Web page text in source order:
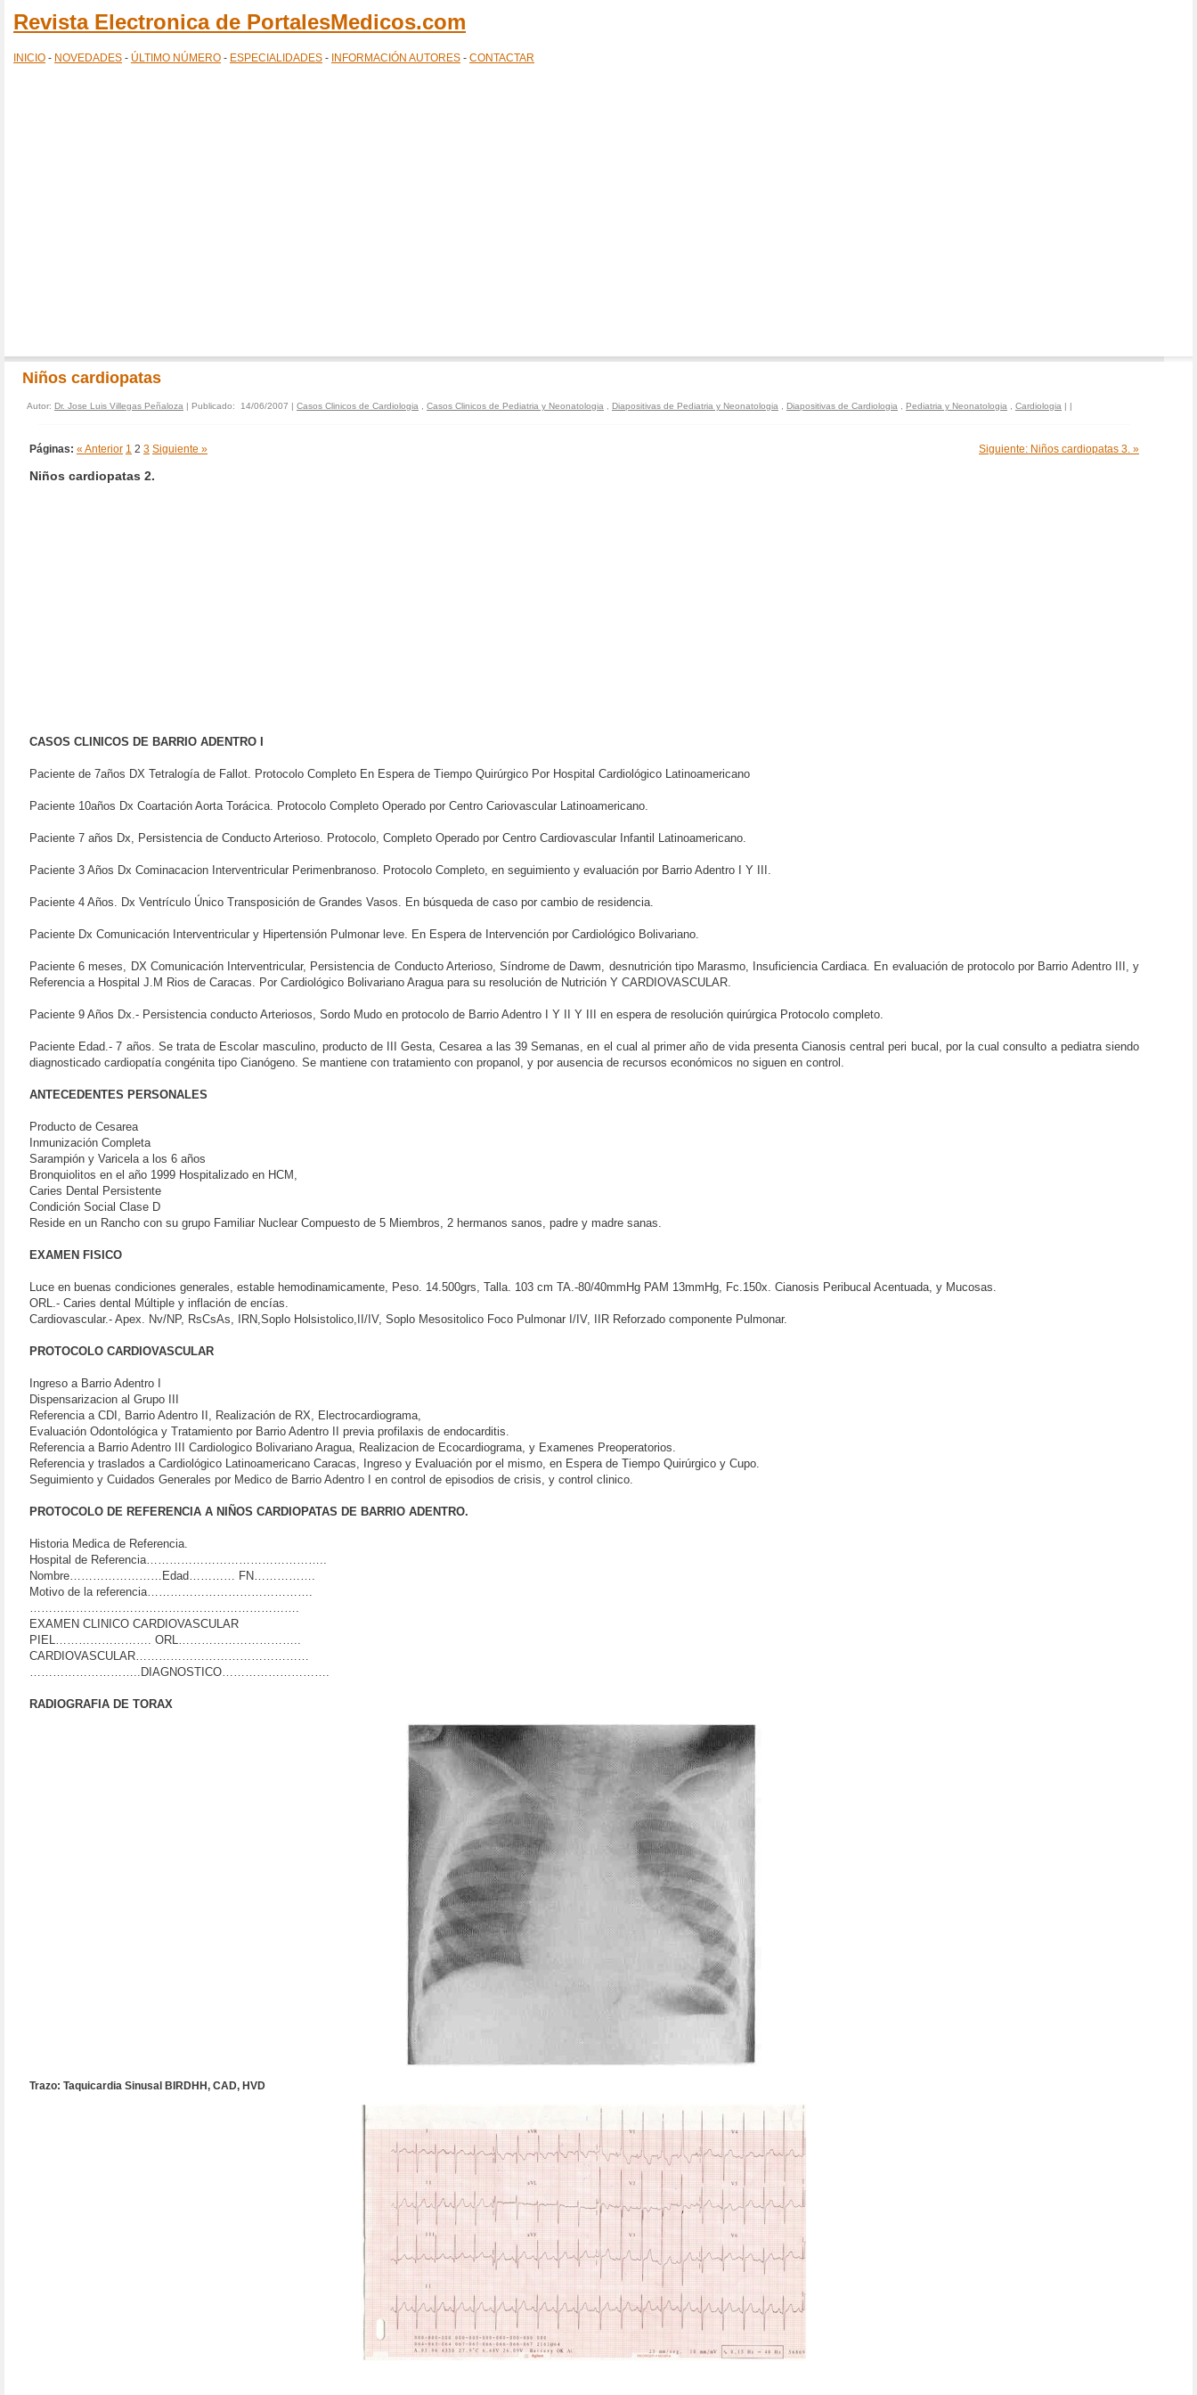
Revista Electronica de PortalesMedicos.com
INICIO - NOVEDADES - ÚLTIMO NÚMERO - ESPECIALIDADES - INFORMACIÓN AUTORES - CONTACTAR
Niños cardiopatas
Autor: Dr. Jose Luis Villegas Peñaloza | Publicado: 14/06/2007 | Casos Clinicos de Cardiologia Casos Clinicos de Pediatria y Neonatologia Diapositivas de Pediatria y Neonatologia Diapositivas de Cardiologia Pediatria y Neonatologia Cardiologia | |
Páginas: « Anterior 1 2 3 Siguiente » Siguiente: Niños cardiopatas 3. »
Niños cardiopatas 2.
CASOS CLINICOS DE BARRIO ADENTRO I
Paciente de 7años DX Tetralogía de Fallot. Protocolo Completo En Espera de Tiempo Quirúrgico Por Hospital Cardiológico Latinoamericano
Paciente 10años Dx Coartación Aorta Torácica. Protocolo Completo Operado por Centro Cariovascular Latinoamericano.
Paciente 7 años Dx, Persistencia de Conducto Arterioso. Protocolo, Completo Operado por Centro Cardiovascular Infantil Latinoamericano.
Paciente 3 Años Dx Cominacacion Interventricular Perimenbranoso. Protocolo Completo, en seguimiento y evaluación por Barrio Adentro I Y III.
Paciente 4 Años. Dx Ventrículo Único Transposición de Grandes Vasos. En búsqueda de caso por cambio de residencia.
Paciente Dx Comunicación Interventricular y Hipertensión Pulmonar leve. En Espera de Intervención por Cardiológico Bolivariano.
Paciente 6 meses, DX Comunicación Interventricular, Persistencia de Conducto Arterioso, Síndrome de Dawm, desnutrición tipo Marasmo, Insuficiencia Cardiaca. En evaluación de protocolo por Barrio Adentro III, y
Referencia a Hospital J.M Rios de Caracas. Por Cardiológico Bolivariano Aragua para su resolución de Nutrición Y CARDIOVASCULAR.
Paciente 9 Años Dx.- Persistencia conducto Arteriosos, Sordo Mudo en protocolo de Barrio Adentro I Y II Y III en espera de resolución quirúrgica Protocolo completo.
Paciente Edad.- 7 años. Se trata de Escolar masculino, producto de III Gesta, Cesarea a las 39 Semanas, en el cual al primer año de vida presenta Cianosis central peri bucal, por la cual consulto a pediatra siendo
diagnosticado cardiopatía congénita tipo Cianógeno. Se mantiene con tratamiento con propanol, y por ausencia de recursos económicos no siguen en control.
ANTECEDENTES PERSONALES
Producto de Cesarea
Inmunización Completa
Sarampión y Varicela a los 6 años
Bronquiolitos en el año 1999 Hospitalizado en HCM,
Caries Dental Persistente
Condición Social Clase D
Reside en un Rancho con su grupo Familiar Nuclear Compuesto de 5 Miembros, 2 hermanos sanos, padre y madre sanas.
EXAMEN FISICO
Luce en buenas condiciones generales, estable hemodinamicamente, Peso. 14.500grs, Talla. 103 cm TA.-80/40mmHg PAM 13mmHg, Fc.150x. Cianosis Peribucal Acentuada, y Mucosas.
ORL.- Caries dental Múltiple y inflación de encías.
Cardiovascular.- Apex. Nv/NP, RsCsAs, IRN,Soplo Holsistolico,II/IV, Soplo Mesositolico Foco Pulmonar I/IV, IIR Reforzado componente Pulmonar.
PROTOCOLO CARDIOVASCULAR
Ingreso a Barrio Adentro I
Dispensarizacion al Grupo III
Referencia a CDI, Barrio Adentro II, Realización de RX, Electrocardiograma,
Evaluación Odontológica y Tratamiento por Barrio Adentro II previa profilaxis de endocarditis.
Referencia a Barrio Adentro III Cardiologico Bolivariano Aragua, Realizacion de Ecocardiograma, y Examenes Preoperatorios.
Referencia y traslados a Cardiológico Latinoamericano Caracas, Ingreso y Evaluación por el mismo, en Espera de Tiempo Quirúrgico y Cupo.
Seguimiento y Cuidados Generales por Medico de Barrio Adentro I en control de episodios de crisis, y control clinico.
PROTOCOLO DE REFERENCIA A NIÑOS CARDIOPATAS DE BARRIO ADENTRO.
Historia Medica de Referencia.
Hospital de Referencia………………………………………..
Nombre……………………Edad………… FN…………….
Motivo de la referencia…………………………………….
…………………………………………………………….
EXAMEN CLINICO CARDIOVASCULAR
PIEL……………………. ORL…………………………..
CARDIOVASCULAR………………………………………
………………………..DIAGNOSTICO……………………….
RADIOGRAFIA DE TORAX
Trazo: Taquicardia Sinusal BIRDHH, CAD, HVD